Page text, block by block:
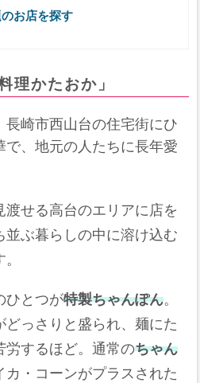
お店を探す
理かたおか」
長崎市西山台の住宅街にひ
で、地元の人たちに長年愛
せる高台のエリアに店を
並ぶ暮らしの中に溶け込む
ひとつが特製ちゃんぽん。
どっさりと盛られ、麺にた
労するほど。通常のちゃん
カ・コーンがプラスされた